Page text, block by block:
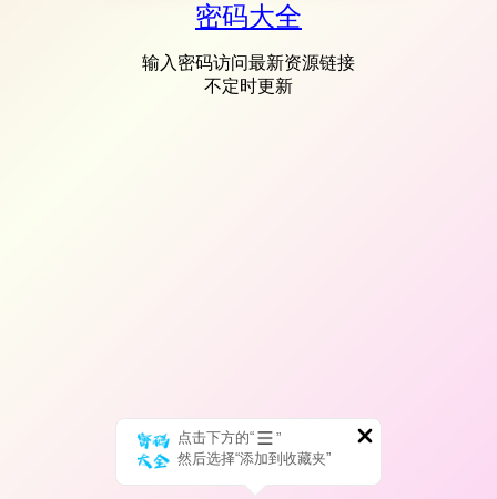
密码大全
输入密码访问最新资源链接
不定时更新
点击下方的“
”
然后选择“添加到收藏夹”